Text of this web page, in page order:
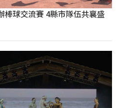
棒球交流賽 4縣市隊伍共襄盛